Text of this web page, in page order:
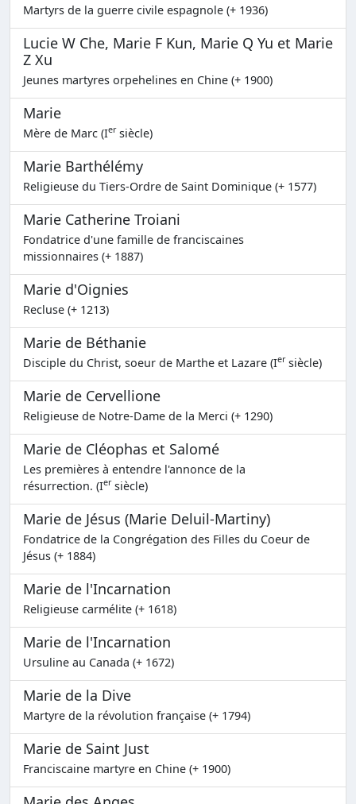
Martyrs de la guerre civile espagnole (+ 1936)
Lucie W Che, Marie F Kun, Marie Q Yu et Marie
Z Xu
Jeunes martyres orpehelines en Chine (+ 1900)
Marie
Mère de Marc (Iersiècle)
Marie Barthélémy
Religieuse du Tiers-Ordre de Saint Dominique (+ 1577)
Marie Catherine Troiani
Fondatrice d'une famille de franciscaines
missionnaires (+ 1887)
Marie d'Oignies
Recluse (+ 1213)
Marie de Béthanie
Disciple du Christ, soeur de Marthe et Lazare (Iersiècle)
Marie de Cervellione
Religieuse de Notre-Dame de la Merci (+ 1290)
Marie de Cléophas et Salomé
Les premières à entendre l'annonce de la
résurrection. (Iersiècle)
Marie de Jésus (Marie Deluil-Martiny)
Fondatrice de la Congrégation des Filles du Coeur de
Jésus (+ 1884)
Marie de l'Incarnation
Religieuse carmélite (+ 1618)
Marie de l'Incarnation
Ursuline au Canada (+ 1672)
Marie de la Dive
Martyre de la révolution française (+ 1794)
Marie de Saint Just
Franciscaine martyre en Chine (+ 1900)